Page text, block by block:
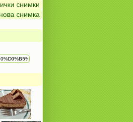
снимки
снимка